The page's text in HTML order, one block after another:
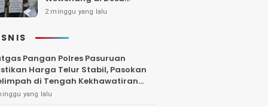
Gambiran, Isu Narkoba
2 minggu yang lalu
Pangan Polres Pasuruan
Harga Telur Stabil, Pasokan
di Tengah Kekhawatiran
yang lalu